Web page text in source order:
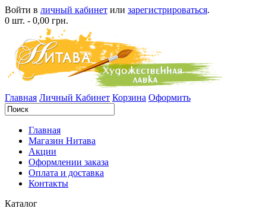
Войти в личный кабинет или зарегистрироваться.
0 шт. - 0,00 грн.
Главная Личный Кабинет Корзина Оформить
Главная
Магазин Нитава
Акции
Оформлении заказа
Оплата и доставка
Контакты
Каталог